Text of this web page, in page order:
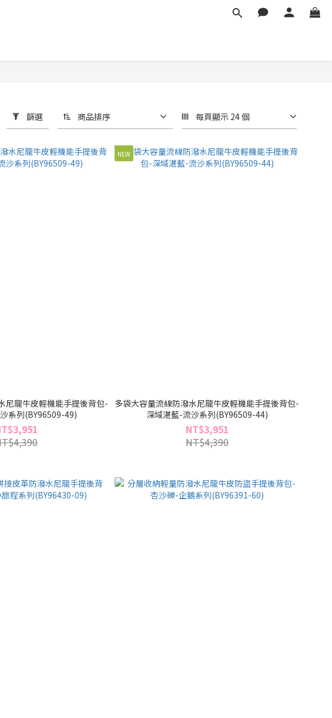
篩選 商品排序 每頁顯示 24 個
尼龍牛皮輕機能手提後背包-
系列(BY96509-49)
NEW
多袋大容量流線防潑水尼龍牛皮輕機能手提後背包-
深域湛藍-流沙系列(BY96509-44)
NT$3,951
NT$4,390